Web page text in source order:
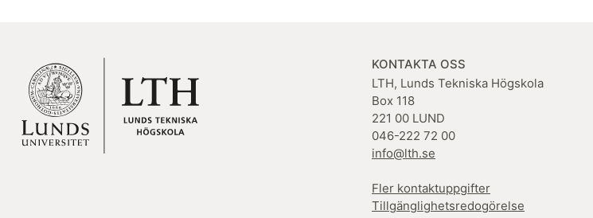
KONTAKTA OSS
LTH, Lunds Tekniska Högskola
Box 118
221 00 LUND
046-222 72 00
info@lth.se
Fler kontaktuppgifter
Tillgänglighetsredogörelse